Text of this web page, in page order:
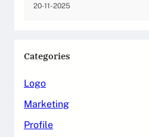
20-11-2025
Categories
Logo
Marketing
Profile